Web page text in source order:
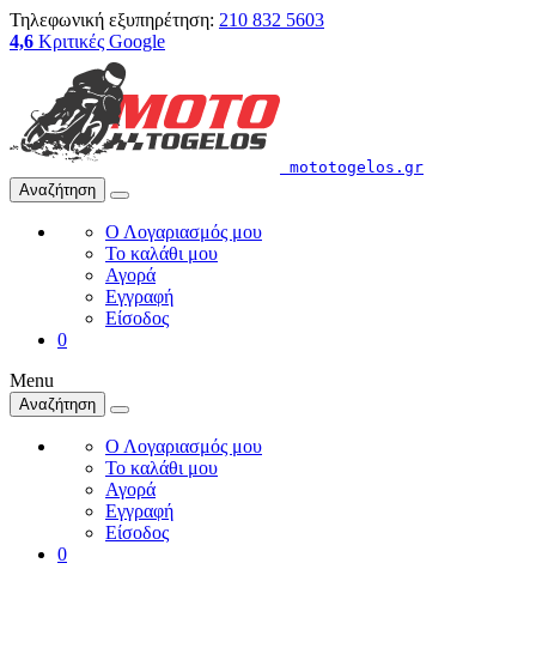
Τηλεφωνική εξυπηρέτηση: 210 832 5603
4,6 Κριτικές Google
mototogelos.gr
Αναζήτηση
Ο Λογαριασμός μου
Το καλάθι μου
Αγορά
Εγγραφή
Είσοδος
0
Menu
Αναζήτηση
Ο Λογαριασμός μου
Το καλάθι μου
Αγορά
Εγγραφή
Είσοδος
0